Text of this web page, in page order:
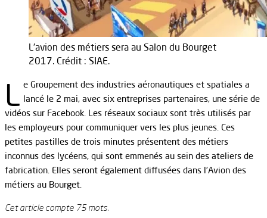
L'avion des métiers sera au Salon du Bourget
2017. Crédit : SIAE.
L e Groupement des industries aéronautiques et spatiales a
lancé le 2 mai, avec six entreprises partenaires, une série de
vidéos sur Facebook. Les réseaux sociaux sont très utilisés par
les employeurs pour communiquer vers les plus jeunes. Ces
petites pastilles de trois minutes présentent des métiers
inconnus des lycéens, qui sont emmenés au sein des ateliers de
fabrication. Elles seront également diffusées dans l’Avion des
métiers au Bourget.
Cet article compte 75 mots.